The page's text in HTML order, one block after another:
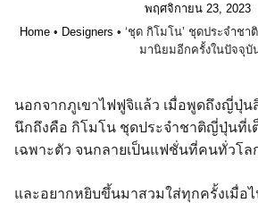
พฤศจิกายน 23, 2023
Home• Designers • ‘ชุด กิโมโน’ ชุดประจำช
มานิยมอีกครั้งในปัจจุบั
นอกจากภูเขาไฟฟูจิแล้ว เมื่อพูดถึงญี่ปุ่
นึกถึงคือ กิโมโน ชุดประจำชาติญี่ปุ่นที่เ
เฉพาะตัว จนกลายเป็นแฟชั่นที่คนทั่วโล
และอยากหยิบขึ้นมาสวมใส่ทุกครั้งเมื่อ